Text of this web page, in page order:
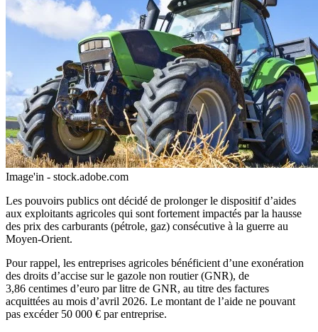
Image'in - stock.adobe.com
Les pouvoirs publics ont décidé de prolonger le dispositif d’aides
aux exploitants agricoles qui sont fortement impactés par la hausse
des prix des carburants (pétrole, gaz) consécutive à la guerre au
Moyen-Orient.
Pour rappel, les entreprises agricoles bénéficient d’une exonération
des droits d’accise sur le gazole non routier (GNR), de
3,86 centimes d’euro par litre de GNR, au titre des factures
acquittées au mois d’avril 2026. Le montant de l’aide ne pouvant
pas excéder 50 000 € par entreprise.